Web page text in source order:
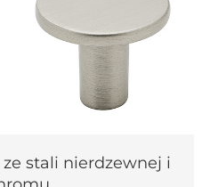
ze stali nierdzewnej i